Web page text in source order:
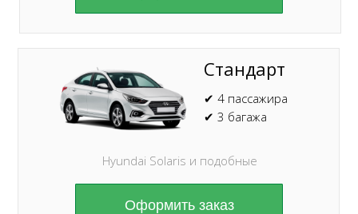
Оформить заказ
Стандарт
Hyundai Solaris и подобные
✔ 4 пассажира
✔ 3 багажа